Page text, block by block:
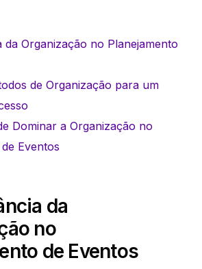
da Organização no Planejamento
de Organização para um
Dominar a Organização no
Eventos
da
no
de Eventos